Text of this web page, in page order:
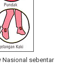
Nasional sebentar